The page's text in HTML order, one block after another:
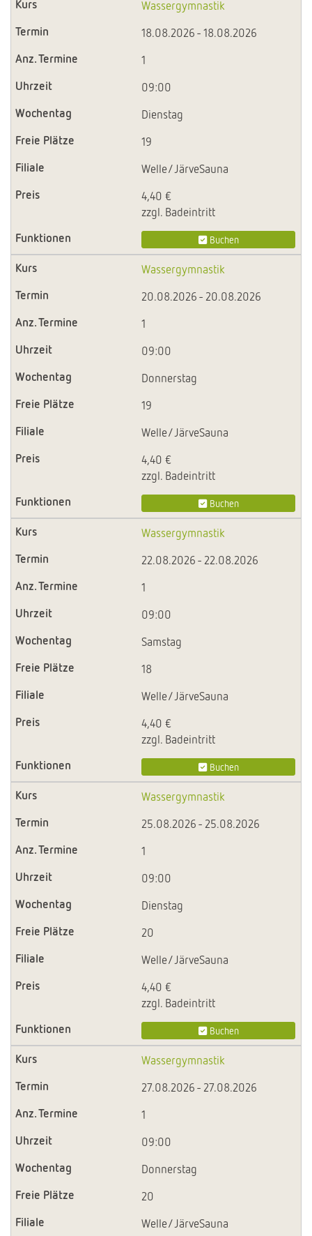
Wassergymnastik
18.08.2026 - 18.08.2026
1
09:00
Dienstag
19
Welle/JärveSauna
4,40 €
zzgl. Badeintritt
Buchen
Wassergymnastik
20.08.2026 - 20.08.2026
1
09:00
Donnerstag
19
Welle/JärveSauna
4,40 €
zzgl. Badeintritt
Buchen
Wassergymnastik
22.08.2026 - 22.08.2026
1
09:00
Samstag
18
Welle/JärveSauna
4,40 €
zzgl. Badeintritt
Buchen
Wassergymnastik
25.08.2026 - 25.08.2026
1
09:00
Dienstag
20
Welle/JärveSauna
4,40 €
zzgl. Badeintritt
Buchen
Wassergymnastik
27.08.2026 - 27.08.2026
1
09:00
Donnerstag
20
Welle/JärveSauna